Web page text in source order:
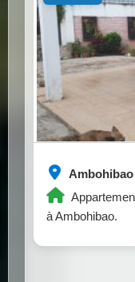
Ambohibao
à Ambohibao.